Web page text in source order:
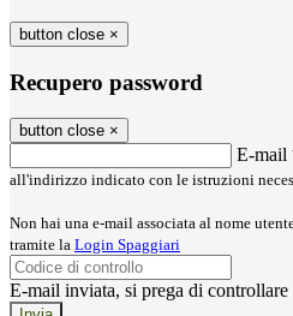
button close ×
Recupero password
button close ×
E-mail
all'indirizzo indicato con le istruzioni
Non hai una e-mail associata al nome
tramite la Login Spaggiari
E-mail inviata, si prega di controllare